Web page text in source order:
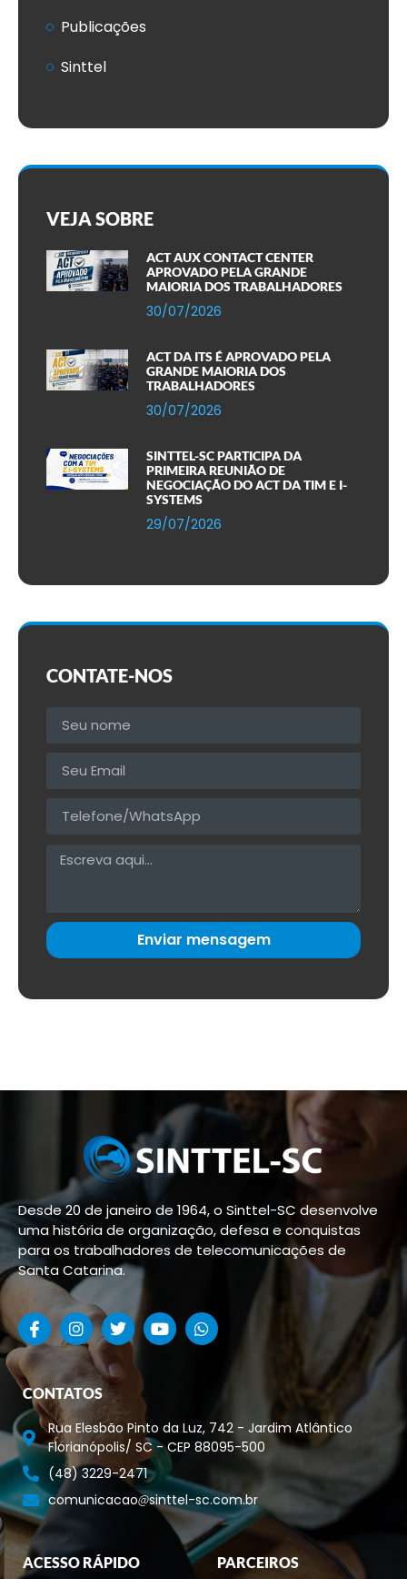
Publicações
Sinttel
VEJA SOBRE
ACT AUX CONTACT CENTER
APROVADO PELA GRANDE
MAIORIA DOS TRABALHADORES
30/07/2026
ACT DA ITS É APROVADO PELA
GRANDE MAIORIA DOS
TRABALHADORES
30/07/2026
SINTTEL-SC PARTICIPA DA
PRIMEIRA REUNIÃO DE
NEGOCIAÇÃO DO ACT DA TIM E I-
SYSTEMS
29/07/2026
CONTATE-NOS
Enviar mensagem
Desde 20 de janeiro de 1964, o Sinttel-SC desenvolve
uma história de organização, defesa e conquistas
para os trabalhadores de telecomunicações de
Santa Catarina.
CONTATOS
Rua Elesbão Pinto da Luz, 742 - Jardim Atlântico
Florianópolis/ SC - CEP 88095-500
(48) 3229-2471
comunicacao
sinttel-sc.com.br
ACESSO RÁPIDO PARCEIROS